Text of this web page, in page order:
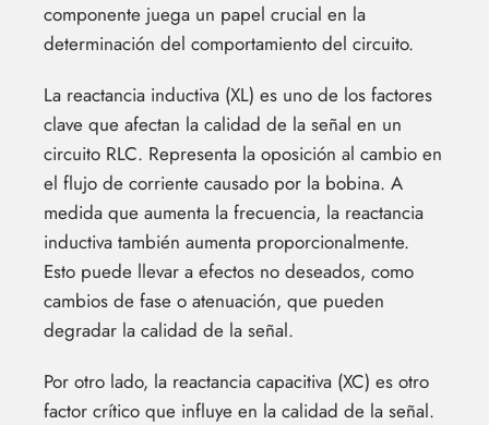
componente juega un papel crucial en la
determinación del comportamiento del circuito.
La reactancia inductiva (XL) es uno de los factores
clave que afectan la calidad de la señal en un
circuito RLC. Representa la oposición al cambio en
el flujo de corriente causado por la bobina. A
medida que aumenta la frecuencia, la reactancia
inductiva también aumenta proporcionalmente.
Esto puede llevar a efectos no deseados, como
cambios de fase o atenuación, que pueden
degradar la calidad de la señal.
Por otro lado, la reactancia capacitiva (XC) es otro
factor crítico que influye en la calidad de la señal.